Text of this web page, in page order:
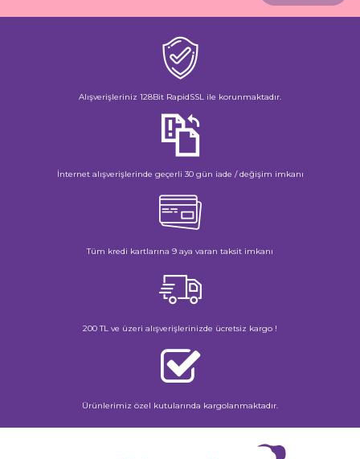
Alışverişleriniz 128Bit RapidSSL ile korunmaktadır.
İnternet alışverişlerinde geçerli 30 gün iade / değişim imkanı
Tüm kredi kartlarına 9 aya varan taksit imkanı
200 TL ve üzeri alışverişlerinizde ücretsiz kargo !
Ürünlerimiz özel kutularında kargolanmaktadır.